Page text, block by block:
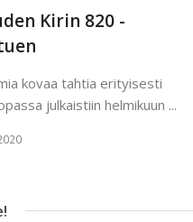
Kirin 820 -
kovaa tahtia erityisesti
julkaistiin helmikuun ...